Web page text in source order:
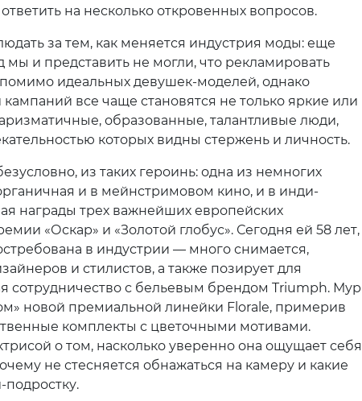
на несколько откровенных вопросов.
за тем, как меняется индустрия моды: еще
мы и представить не могли, что рекламировать
помимо идеальных девушек-моделей, однако
все чаще становятся не только яркие или
образованные, талантливые люди,
которых видны стержень и личность.
из таких героинь: одна из немногих
и в мейнстримовом кино, и в инди-
награды трех важнейших европейских
«Оскар» и «Золотой глобус». Сегодня ей 58 лет,
в индустрии — много снимается,
и стилистов, а также позирует для
сотрудничество с бельевым брендом Triumph. Мур
новой премиальной линейки Florale, примерив
комплекты с цветочными мотивами.
о том, насколько уверенно она ощущает себя
не стесняется обнажаться на камеру и какие
подростку.